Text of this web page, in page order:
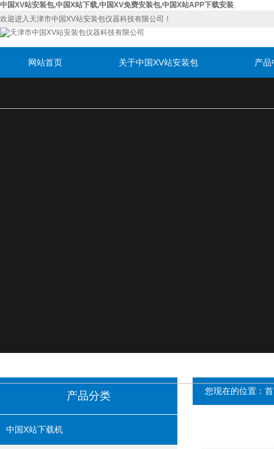
中国XV站安装包,中国X站下载,中国XV免费安装包,中国X站APP下载安装
欢迎进入天津市中国XV站安装包仪器科技有限公司！
网站首页 关于中国XV站安装包 产品
产品分类
中国X站下载机
您现在的位置：